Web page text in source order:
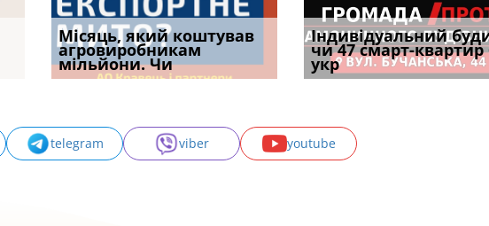
Якщо суд встановив для
відшкодування шкоди
наявніс
Документи, на яких не
проставляється
апостиль: пер
Місяць, який коштував
агровиробникам
мільйони. Чи
Огляд практики ВС від
Ростислава Кравця, що
опублі
Штраф ТЦК при зміні
місця проживання:
розбір судов
Індивідуальний
чи 47 смарт-квартир
укр
Восьмий ААС
підтвердив, що
може скас
telegram viber youtube